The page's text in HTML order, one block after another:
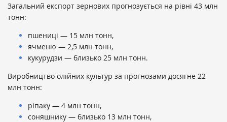
Загальний експорт зернових прогнозується на рівні 43 млн
тонн:
пшениці — 15 млн тонн,
ячменю — 2,5 млн тонн,
кукурудзи — близько 25 млн тонн.
Виробництво олійних культур за прогнозами досягне 22
млн тонн:
ріпаку — 4 млн тонн,
соняшнику — близько 13 млн тонн,